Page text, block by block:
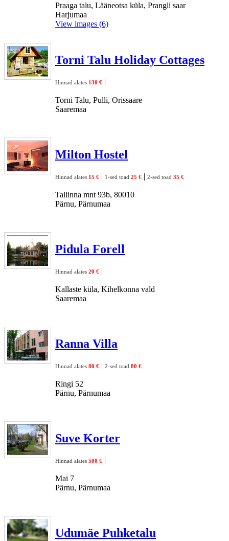
Praaga talu, Lääneotsa küla, Prangli saar
Harjumaa
View images (6)
Torni Talu Holiday Cottages
Hinnad alates 130 € |
Torni Talu, Pulli, Orissaare
Saaremaa
Milton Hostel
Hinnad alates 15 € | 1-sed toad 25 € | 2-sed toad 35 €
Tallinna mnt 93b, 80010
Pärnu, Pärnumaa
Pidula Forell
Hinnad alates 20 € |
Kallaste küla, Kihelkonna vald
Saaremaa
Ranna Villa
Hinnad alates 80 € | 2-sed toad 80 €
Ringi 52
Pärnu, Pärnumaa
Suve Korter
Hinnad alates 500 € |
Mai 7
Pärnu, Pärnumaa
Udumäe Puhketalu